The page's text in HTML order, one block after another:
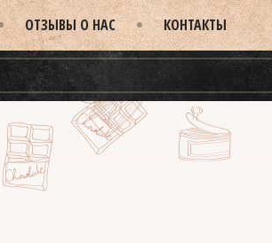
ОТЗЫВЫ О НАС КОНТАКТЫ